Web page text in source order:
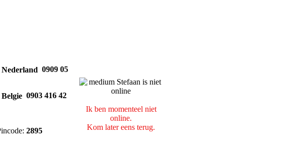
0909 05
Ik ben momenteel niet
online.
Kom later eens terug.
0903 416 42
2895